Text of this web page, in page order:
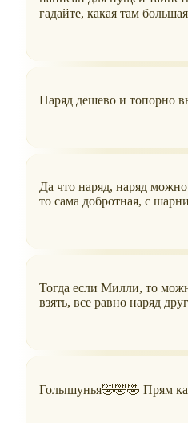
гадайте, какая там
Наряд дешево и топорно
Да что наряд, наряд
то сама добротная, с
Тогда если Милли, то
взять, все равно наряд
Голышунья🤣🤣🤣 Прям